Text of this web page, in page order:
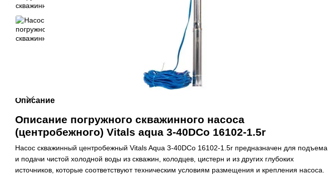
Описание
Описание погружного скважинного насоса
(центробежного) Vitals aqua 3-40DCo 16102-1.5r
Насос скважинный центробежный Vitals Aqua 3-40DCo 16102-1.5r предназначен для подъема
и подачи чистой холодной воды из скважин, колодцев, цистерн и из других глубоких
источников, которые соответствуют техническим условиям размещения и крепления насоса.